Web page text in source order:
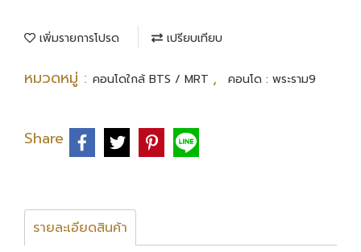
เพิ่มรายการโปรด เปรียบเทียบ
หมวดหมู่ : คอนโดใกล้ BTS / MRT , คอนโด : พระราม9
Share
รายละเอียดสินค้า